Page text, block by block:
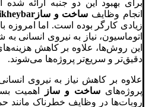
برای بهبود این دو جنبه ارائه
انجام وظایف ساخت و ساز
زیادی کارگر بوده است. اما امروزه
اتوماسیون، نیاز به نیروی انسانی
این روش‌ها، علاوه بر کاهش
دقیق‌تر و سریع‌تر پروژه‌ها می‌شوند.
علاوه بر کاهش نیاز به نیروی
پروژه‌هایساخت و ساز
اهمیت
روبات‌ها در وظایف خطرناک مانند